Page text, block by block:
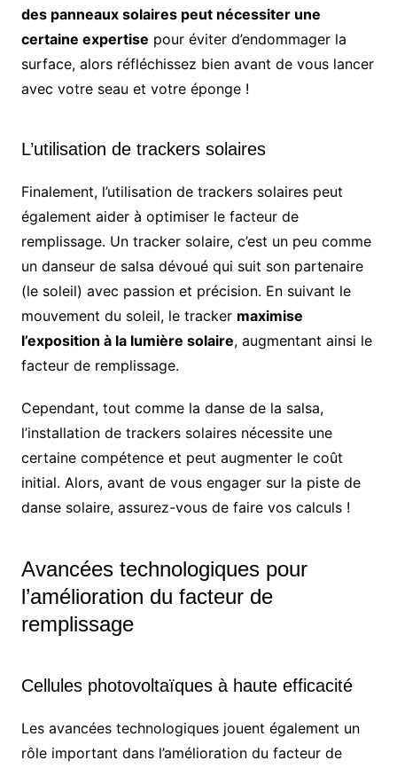
des panneaux solaires peut nécessiter une
certaine expertise pour éviter d’endommager la
surface, alors réfléchissez bien avant de vous lancer
avec votre seau et votre éponge !
L’utilisation de trackers solaires
Finalement, l’utilisation de trackers solaires peut
également aider à optimiser le facteur de
remplissage. Un tracker solaire, c’est un peu comme
un danseur de salsa dévoué qui suit son partenaire
(le soleil) avec passion et précision. En suivant le
mouvement du soleil, le tracker maximise
l’exposition à la lumière solaire, augmentant ainsi le
facteur de remplissage.
Cependant, tout comme la danse de la salsa,
l’installation de trackers solaires nécessite une
certaine compétence et peut augmenter le coût
initial. Alors, avant de vous engager sur la piste de
danse solaire, assurez-vous de faire vos calculs !
Avancées technologiques pour
l’amélioration du facteur de
remplissage
Cellules photovoltaïques à haute efficacité
Les avancées technologiques jouent également un
rôle important dans l’amélioration du facteur de